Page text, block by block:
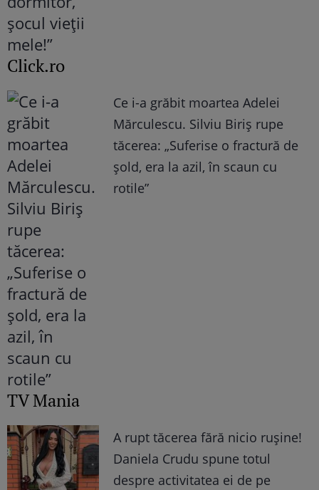
Click.ro
Ce i-a grăbit moartea Adelei
Mărculescu. Silviu Biriș rupe
tăcerea: „Suferise o fractură de
șold, era la azil, în scaun cu
rotile”
TV Mania
A rupt tăcerea fără nicio rușine!
Daniela Crudu spune totul
despre activitatea ei de pe